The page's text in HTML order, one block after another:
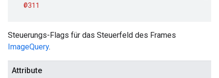
@311
Steuerungs-Flags für das Steuerfeld des Frames
ImageQuery.
Attribute